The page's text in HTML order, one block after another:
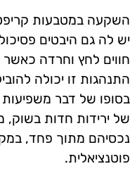
השקעה במטבעות
יש לה גם היבטים
חווים לחץ וחרדה כאשר
התנהגות זו יכולה
בסופו של דבר
של ירידות חדות בשוק,
נכסיהם מתוך פחד,
פוטנציאלית.